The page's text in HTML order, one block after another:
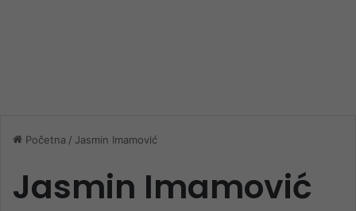
Početna / Jasmin Imamović
Jasmin Imamović